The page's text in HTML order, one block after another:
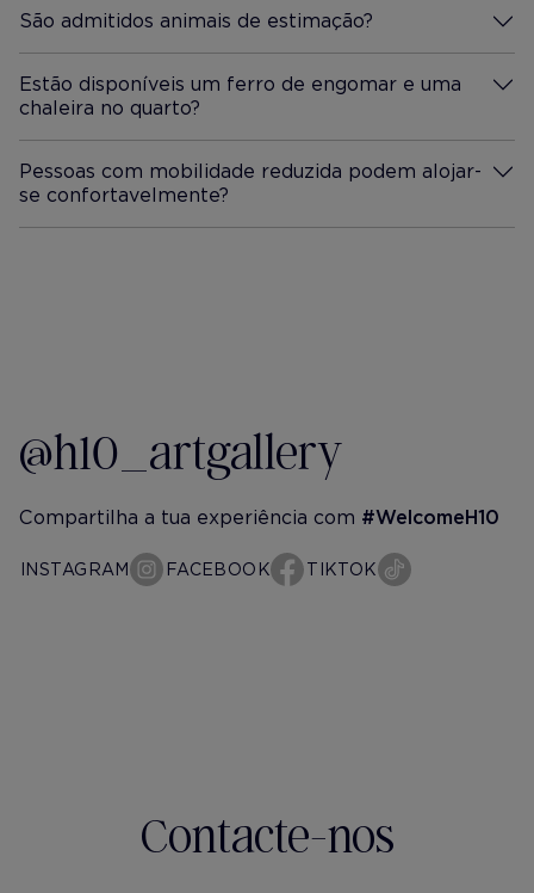
São admitidos animais de estimação?
Mais Informação
Estão disponíveis um ferro de engomar e uma
chaleira no quarto?
Mais Informação
Pessoas com mobilidade reduzida podem alojar-
se confortavelmente?
Mais Informação
@h10_artgallery
Compartilha a tua experiência com #WelcomeH10
INSTAGRAM FACEBOOK TIKTOK
new combo✨Contacte-nos